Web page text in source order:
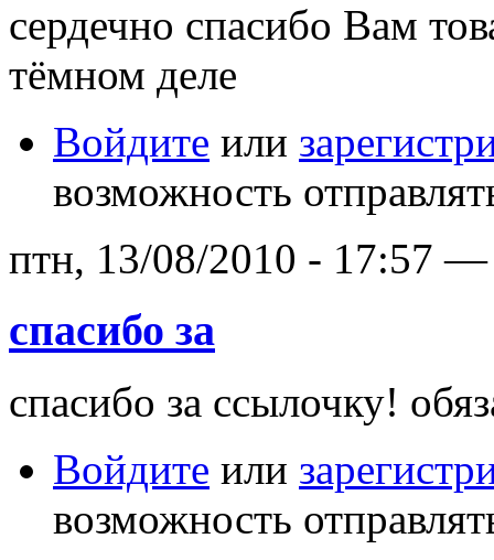
сердечно спасибо Вам
тёмном деле
Войдите или
возможность
птн, 13/08/2010 - 17:57
спасибо за
спасибо за ссылочку!
Войдите или
возможность